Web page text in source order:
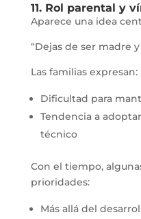
11. Rol parental y
Aparece una idea
“Dejas de ser madre
Las familias expresan:
Dificultad para
Tendencia a
técnico
Con el tiempo,
prioridades:
Más allá del